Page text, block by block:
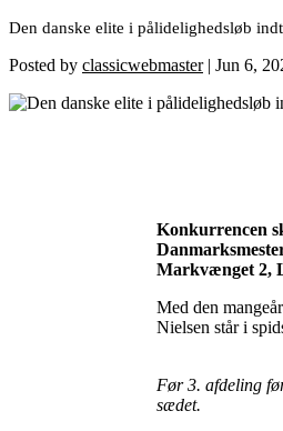
Den danske elite i pålidelighedsløb
Posted by classicwebmaster| Jun 6,
Konkurrencen
Markvænget 2,
Med den
Nielsen står i
Før 3. afdeling
sædet.